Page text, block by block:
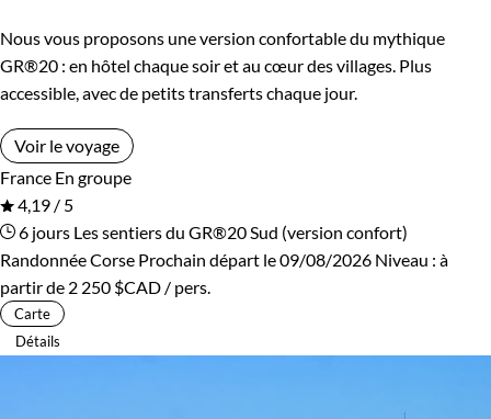
Nous vous proposons une version confortable du mythique
GR®20 : en hôtel chaque soir et au cœur des villages. Plus
accessible, avec de petits transferts chaque jour.
Voir le voyage
France En groupe
4,19 / 5
6 jours Les sentiers du GR®20 Sud (version confort)
Randonnée Corse Prochain départ le 09/08/2026 Niveau : à
partir de 2 250 $CAD / pers.
Carte
Détails